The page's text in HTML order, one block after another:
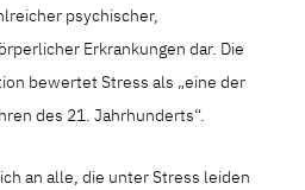
psychischer,
Erkrankungen dar. Die
bewertet Stress als „eine der
des 21. Jahrhunderts“.
an alle, die unter Stress leiden